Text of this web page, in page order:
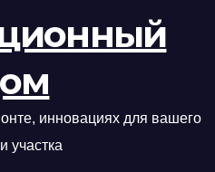
инновациях для вашего
участка